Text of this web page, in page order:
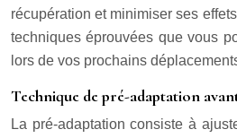
récupération et minimiser ses
techniques éprouvées que vous
lors de vos prochains
Technique de pré-adaptation
La pré-adaptation consiste à